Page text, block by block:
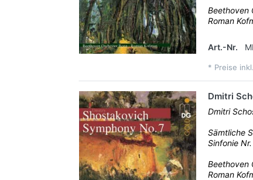
Beethoven
Roman
Art.-Nr.
* Preise
Dmitri
Dmitri
Sämtliche
Sinfonie
Beethoven
Roman